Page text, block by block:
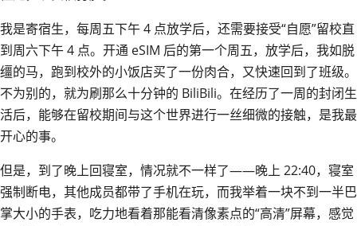
我是寄宿生，每周五下午 4 点放学后，还需要接受“自愿”留校直
到周六下午 4 点。开通 eSIM 后的第一个周五，放学后，我如脱
缰的马，跑到校外的小饭店买了一份肉合，又快速回到了班级。
不为别的，就为刷那么十分钟的 BiliBili。在经历了一周的封闭生
活后，能够在留校期间与这个世界进行一丝细微的接触，是我最
开心的事。
但是，到了晚上回寝室，情况就不一样了——晚上 22:40，寝室
强制断电，其他成员都带了手机在玩，而我举着一块不到一半巴
掌大小的手表，吃力地看着那能看清像素点的“高清”屏幕，感觉